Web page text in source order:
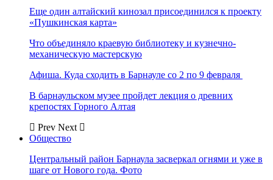
Еще один алтайский кинозал присоединился к проекту
«Пушкинская карта»
Что объединяло краевую библиотеку и кузнечно-
механическую мастерскую
Афиша. Куда сходить в Барнауле со 2 по 9 февраля
В барнаульском музее пройдет лекция о древних
крепостях Горного Алтая
Prev Next
Общество
Центральный район Барнаула засверкал огнями и уже в
шаге от Нового года. Фото